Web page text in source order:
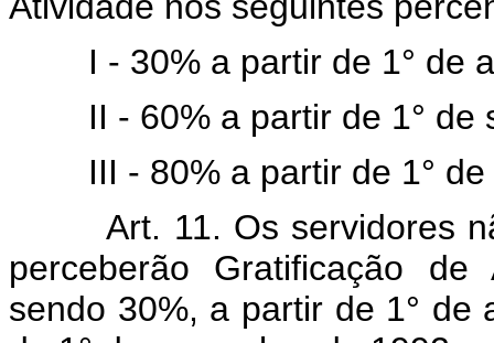
I - 30% a partir de 1° de
II - 60% a partir de 1° de
III - 80% a partir de 1°
Art. 11. Os servidores
perceberão Gratificação
sendo 30%, a partir de 1°